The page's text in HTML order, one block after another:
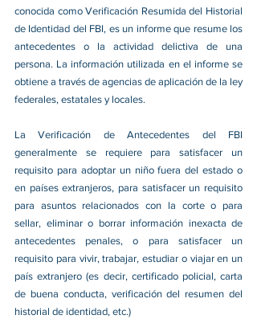
conocida como Verificación Resumida del Historial
de Identidad del FBI, es un informe que resume los
antecedentes o la actividad delictiva de una
persona. La información utilizada en el informe se
obtiene a través de agencias de aplicación de la ley
federales, estatales y locales.
La Verificación de Antecedentes del FBI
generalmente se requiere para satisfacer un
requisito para adoptar un niño fuera del estado o
en países extranjeros, para satisfacer un requisito
para asuntos relacionados con la corte o para
sellar, eliminar o borrar información inexacta de
antecedentes penales, o para satisfacer un
requisito para vivir, trabajar, estudiar o viajar en un
país extranjero (es decir, certificado policial, carta
de buena conducta, verificación del resumen del
historial de identidad, etc.)